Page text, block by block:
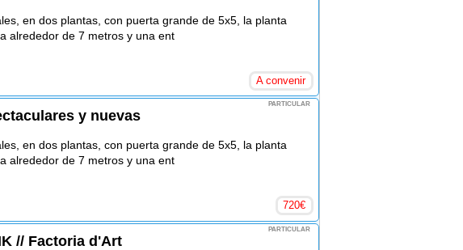
en dos plantas, con puerta grande de 5x5, la planta
alrededor de 7 metros y una ent
A convenir
PARTICULAR
y nuevas
en dos plantas, con puerta grande de 5x5, la planta
alrededor de 7 metros y una ent
720€
PARTICULAR
// Factoria d'Art